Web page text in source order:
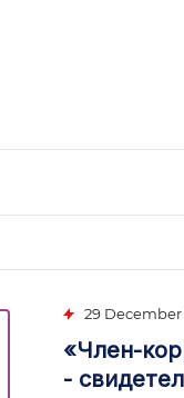
29 December
«Член-
-